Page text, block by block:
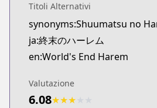
Titoli Alternativi
ja:終末のハーレム
en:World's End Harem
Valutazione
6.08★★★